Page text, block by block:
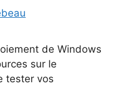
de Windows
sur le
tester vos